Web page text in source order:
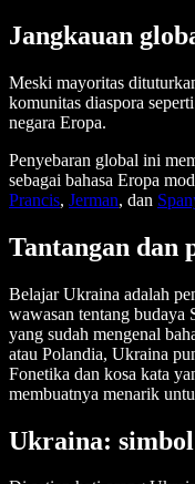
Jangkauan
Meski mayoritas
komunitas diaspora
negara Eropa.
Penyebaran global ini
sebagai bahasa Eropa
Prancis, Jerman, dan
Tantangan dan
Belajar Ukraina adalah
wawasan tentang budaya
yang sudah mengenal
atau Polandia, Ukraina
Fonetika dan kosa kata
membuatnya menarik
Ukraina: simbol